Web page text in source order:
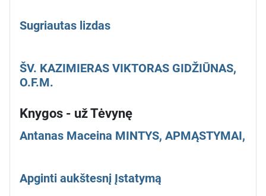
Sugriautas lizdas
ŠV. KAZIMIERAS VIKTORAS GIDŽIŪNAS,
O.F.M.
Knygos - už Tėvynę
Antanas Maceina MINTYS, APMĄSTYMAI,
Apginti aukštesnį Įstatymą